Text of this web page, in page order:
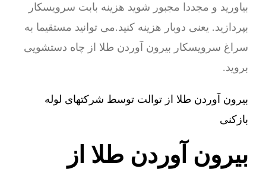
بیاورید و مجددا مجبور شوید هزینه بابت سرویسکار
بپردازید. یعنی دوبار هزینه کنید.می توانید مستقیما به
سراغ سرویسکار بیرون آوردن طلا از چاه دستشویی
بروید.
بیرون آوردن طلا از توالت توسط شرکتهای لوله
بازکنی
بیرون آوردن طلا از